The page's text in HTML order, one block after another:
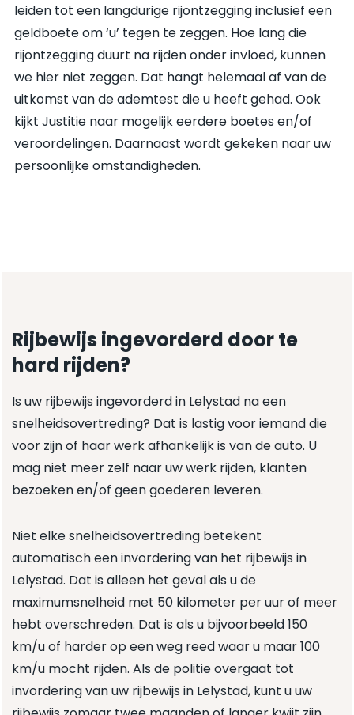
leiden tot een langdurige rijontzegging inclusief een
geldboete om ‘u’ tegen te zeggen. Hoe lang die
rijontzegging duurt na rijden onder invloed, kunnen
we hier niet zeggen. Dat hangt helemaal af van de
uitkomst van de ademtest die u heeft gehad. Ook
kijkt Justitie naar mogelijk eerdere boetes en/of
veroordelingen. Daarnaast wordt gekeken naar uw
persoonlijke omstandigheden.
Rijbewijs ingevorderd door te
hard rijden?
Is uw rijbewijs ingevorderd in Lelystad na een
snelheidsovertreding? Dat is lastig voor iemand die
voor zijn of haar werk afhankelijk is van de auto. U
mag niet meer zelf naar uw werk rijden, klanten
bezoeken en/of geen goederen leveren.
Niet elke snelheidsovertreding betekent
automatisch een invordering van het rijbewijs in
Lelystad. Dat is alleen het geval als u de
maximumsnelheid met 50 kilometer per uur of meer
hebt overschreden. Dat is als u bijvoorbeeld 150
km/u of harder op een weg reed waar u maar 100
km/u mocht rijden. Als de politie overgaat tot
invordering van uw rijbewijs in Lelystad, kunt u uw